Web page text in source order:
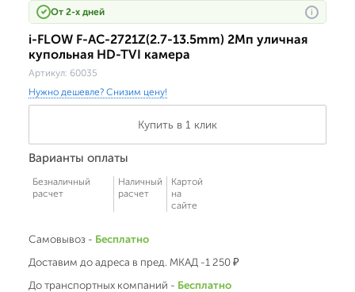
От 2-х дней i
i-FLOW F-AC-2721Z(2.7-13.5mm) 2Мп уличная
купольная HD-TVI камера
Артикул: 60035
Нужно дешевле? Снизим цену!
Купить в 1 клик
Варианты оплаты
Безналичный
расчет
Наличный
расчет
Картой
на
сайте
Самовывоз - Бесплатно
Доставим до адреса в пред. МКАД -1 250 ₽
До транспортных компаний - Бесплатно